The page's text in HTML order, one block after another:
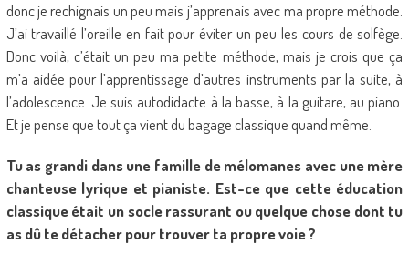
donc je rechignais un peu mais j’apprenais avec ma propre méthode.
J’ai travaillé l’oreille en fait pour éviter un peu les cours de solfège.
Donc voilà, c’était un peu ma petite méthode, mais je crois que ça
m’a aidée pour l’apprentissage d’autres instruments par la suite, à
l’adolescence. Je suis autodidacte à la basse, à la guitare, au piano.
Et je pense que tout ça vient du bagage classique quand même.
Tu as grandi dans une famille de mélomanes avec une mère
chanteuse lyrique et pianiste. Est-ce que cette éducation
classique était un socle rassurant ou quelque chose dont tu
as dû te détacher pour trouver ta propre voie ?